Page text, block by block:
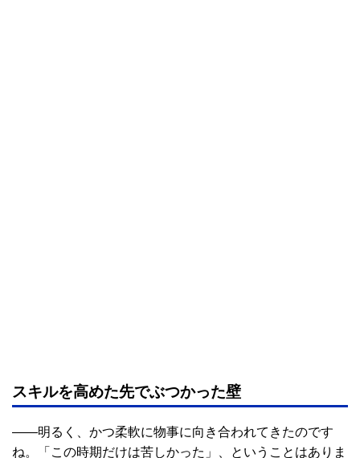
スキルを高めた先でぶつかった壁
――明るく、かつ柔軟に物事に向き合われてきたのです
ね。「この時期だけは苦しかった」、ということはありま